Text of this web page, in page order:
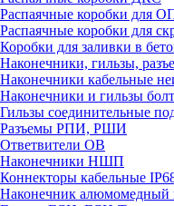
Распаячные коробки для
Распаячные коробки для
Коробки для заливки в
Наконечники, гильзы,
Наконечники кабельные
Наконечники и гильзы
Гильзы соединительные
Разъемы РПИ, РШИ
Ответвители ОВ
Наконечники НШП
Коннекторы кабельные
Наконечник алюмомедный